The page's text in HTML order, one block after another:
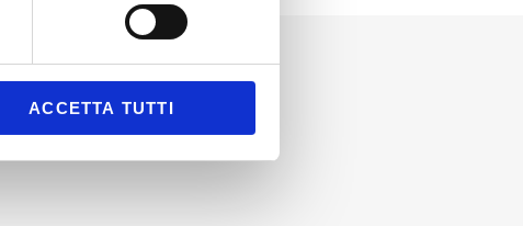
ACCETTA TUTTI